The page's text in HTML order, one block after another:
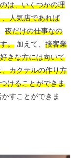
は、いくつかの理
人気店であれば
夜だけの仕事なの
。 加えて、 接客業
きな方には向いて
カクテルの作り方
けることができま
すことができま